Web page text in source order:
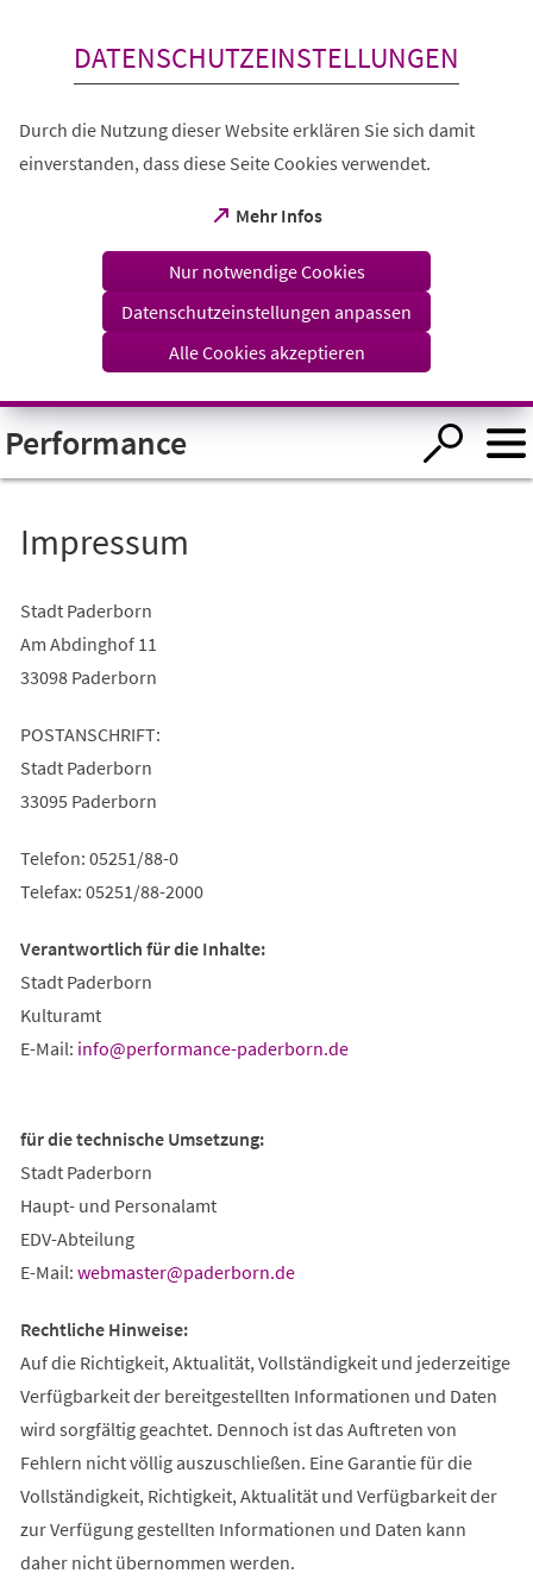
Visuelle
Assistenzsoftware
öffnen.
DATENSCHUTZEINSTELLUNGEN
Durch die Nutzung dieser Website erklären Sie sich damit
einverstanden, dass diese Seite Cookies verwendet.
Mehr Infos
(Öffnet
einem
Tab)
Nur notwendige Cookies
Datenschutzeinstellungen anpassen
Alle Cookies akzeptieren
Performance
Impressum
Stadt Paderborn
Am Abdinghof 11
33098 Paderborn
POSTANSCHRIFT:
Stadt Paderborn
33095 Paderborn
Telefon: 05251/88-0
Telefax: 05251/88-2000
Verantwortlich für die Inhalte:
Stadt Paderborn
Kulturamt
E-Mail: info performance-paderborn de
für die technische Umsetzung:
Stadt Paderborn
Haupt- und Personalamt
EDV-Abteilung
E-Mail: webmaster paderborn de
Rechtliche Hinweise:
Auf die Richtigkeit, Aktualität, Vollständigkeit und jederzeitige
Verfügbarkeit der bereitgestellten Informationen und Daten
wird sorgfältig geachtet. Dennoch ist das Auftreten von
Fehlern nicht völlig auszuschließen. Eine Garantie für die
Vollständigkeit, Richtigkeit, Aktualität und Verfügbarkeit der
zur Verfügung gestellten Informationen und Daten kann
daher nicht übernommen werden.